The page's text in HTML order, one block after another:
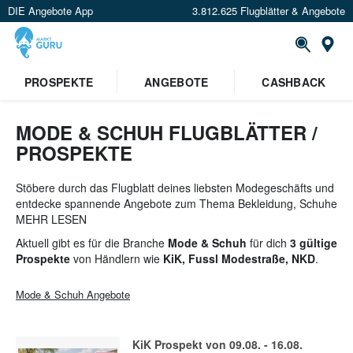
DIE Angebote App 3.812.625 Flugblätter & Angebote
PROSPEKTE
ANGEBOTE CASHBACK
MODE & SCHUH FLUGBLÄTTER /
PROSPEKTE
Stöbere durch das Flugblatt deines liebsten Modegeschäfts und
entdecke spannende Angebote zum Thema Bekleidung, Schuhe
und Accessories. Egal ob du auf der Suche nach
Damenbekleidung
, Herrenbekleidung oder
Kinder- &
Babybekleidungbist, hier findest du Prospekte vonDeichmann,
MyShoes,NKD und vielen mehr!
MEHR LESEN
Aktuell gibt es für die Branche Mode & Schuh für dich 3 gültige
Prospekte von Händlern wie KiK, Fussl Modestraße, NKD.
Mode & Schuh Angebote
KiK Prospekt von 09.08. - 16.08.